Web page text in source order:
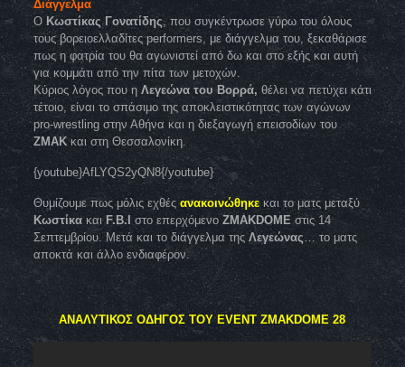
Διάγγελμα
ΟΚωστίκας Γονατίδης, που συγκέντρωσε γύρω του όλους
τους βορειοελλαδίτες performers, με διάγγελμα του, ξεκαθάρισε
πως η φατρία του θα αγωνιστεί από δω και στο εξής και αυτή
για κομμάτι από την πίτα των μετοχών.
Κύριος λόγος που η Λεγεώνα του Βορρά, θέλει να πετύχει κάτι
τέτοιο, είναι το σπάσιμο της αποκλειστικότητας των αγώνων
pro-wrestling στην Αθήνα και η διεξαγωγή επεισοδίων του
ZMAKκαι στη Θεσσαλονίκη.
{youtube}AfLYQS2yQN8{/youtube}
Θυμίζουμε πως μόλις εχθέςανακοινώθηκεκαι το ματς μεταξύ
Κωστίκακαι F.B.I στο επερχόμενο ZMAKDOME στις 14
Σεπτεμβρίου. Μετά και το διάγγελμα τηςΛεγεώνας… το ματς
αποκτά και άλλο ενδιαφέρον.
ΑΝΑΛΥΤΙΚΟΣ ΟΔΗΓΟΣ ΤΟΥ EVENT ZMAKDOME 28